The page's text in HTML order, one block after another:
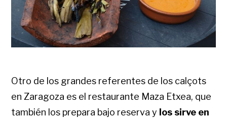
Otro de los grandes referentes de los calçots
en Zaragoza es el restaurante Maza Etxea, que
también los prepara bajo reserva y los sirve en